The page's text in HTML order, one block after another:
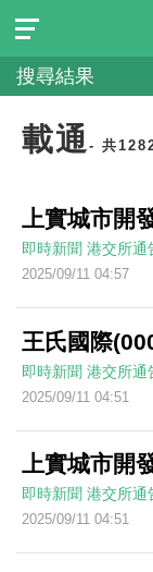
搜尋結果
載通 - 共
上實城市開
即時新聞 港交所通
2025/09/11 04:57
王氏國際
即時新聞 港交所通
2025/09/11 04:51
上實城市開
即時新聞 港交所通
2025/09/11 04:51